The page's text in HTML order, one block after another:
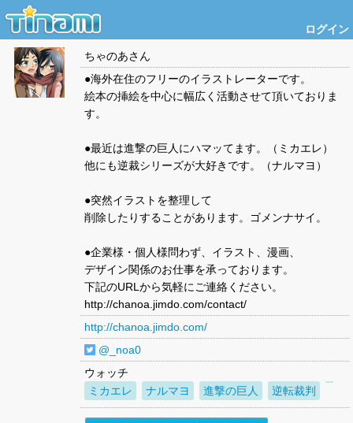
ログイン
ちゃのあさん
●海外在住のフリーのイラストレーターです。
絵本の挿絵を中心に幅広く活動させて頂いておりま
す。
●最近は進撃の巨人にハマッてます。（ミカエレ）
他にも逆裁シリーズが大好きです。（ナルマヨ）
●突然イラストを整理して
削除したりすることがあります。ゴメンナサイ。
●企業様・個人様問わず、イラスト、漫画、
デザイン関係のお仕事を承っております。
下記のURLから気軽にご連絡ください。
http://chanoa.jimdo.com/contact/
http://chanoa.jimdo.com/
@_noa0
ウォッチ
ミカエレ
ナルマヨ 進撃の巨人 逆転裁判